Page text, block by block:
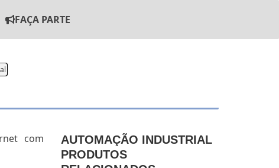
FAÇA PARTE
com
AUTOMAÇÃO INDUSTRIAL
PRODUTOS